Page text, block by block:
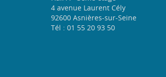
4 avenue Laurent Cély
92600 Asnières-sur-Seine
Tél : 01 55 20 93 50